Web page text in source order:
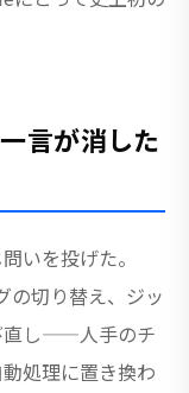
言が消した
いを投げた。
の切り替え、ジッ
直し——人手のチ
処理に置き換わ